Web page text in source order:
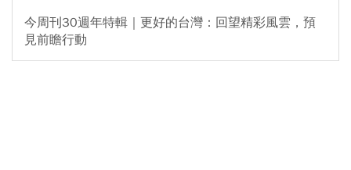
今周刊30週年特輯｜更好的台灣：回望精彩風雲，預
見前瞻行動